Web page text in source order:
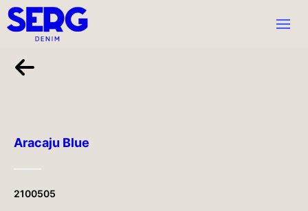
Aracaju Blue
2100505